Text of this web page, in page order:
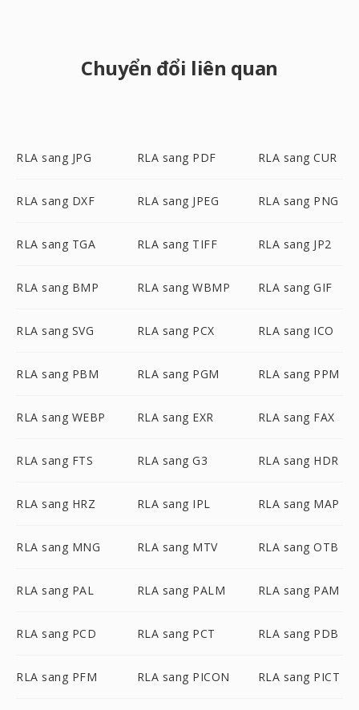
Chuyển đổi liên quan
RLA sang JPG RLA sang PDF RLA sang CUR
RLA sang DXF RLA sang JPEG RLA sang PNG
RLA sang TGA RLA sang TIFF RLA sang JP2
RLA sang BMP RLA sang WBMP RLA sang GIF
RLA sang SVG RLA sang PCX RLA sang ICO
RLA sang PBM RLA sang PGM RLA sang PPM
RLA sang WEBP RLA sang EXR RLA sang FAX
RLA sang FTS RLA sang G3 RLA sang HDR
RLA sang HRZ RLA sang IPL RLA sang MAP
RLA sang MNG RLA sang MTV RLA sang OTB
RLA sang PAL RLA sang PALM RLA sang PAM
RLA sang PCD RLA sang PCT RLA sang PDB
RLA sang PFM RLA sang PICON RLA sang PICT